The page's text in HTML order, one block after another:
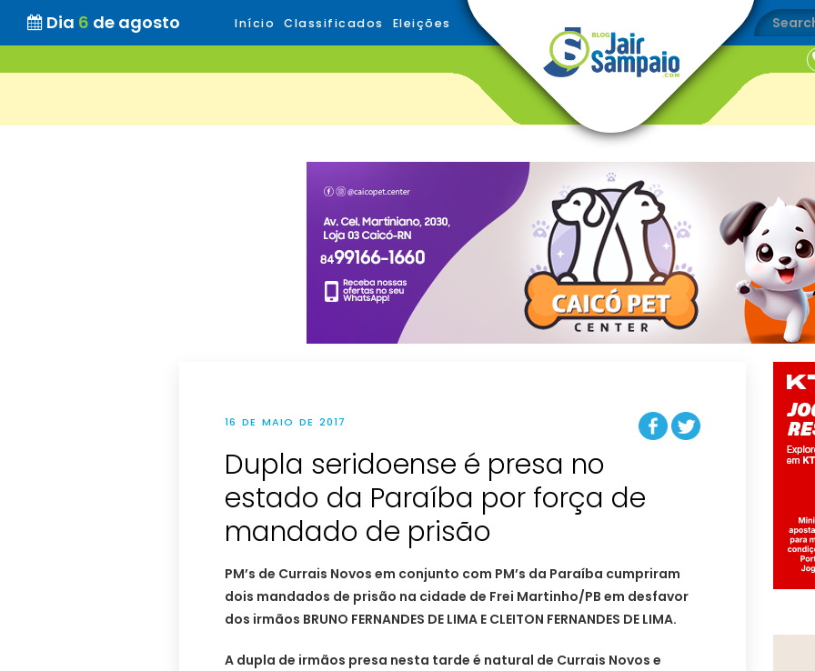
Dia 6 de agosto Início Classificados Eleições
16 DE MAIO DE 2017
Dupla seridoense é presa no
estado da Paraíba por força de
mandado de prisão
PM’s de Currais Novos em conjunto com PM’s da Paraíba cumpriram
dois mandados de prisão na cidade de Frei Martinho/PB em desfavor
dos irmãos BRUNO FERNANDES DE LIMA E CLEITON FERNANDES DE LIMA.
A dupla de irmãos presa nesta tarde é natural de Currais Novos e